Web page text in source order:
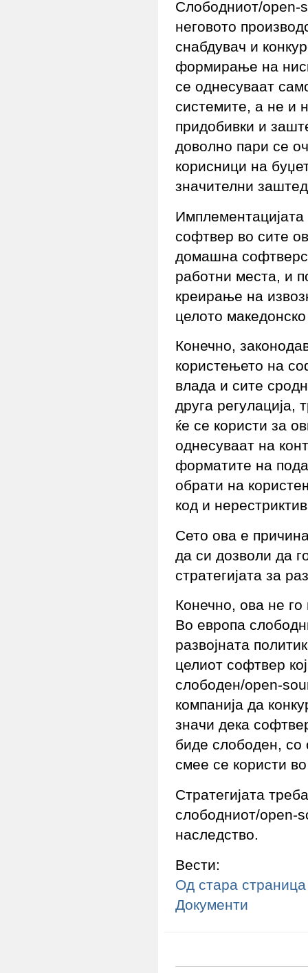
Слободниот/open-
неговото
снабдувач и
формирање на
се однесуваат
системите, а не и
придобивки и
доволно пари се
корисници на
значителни
софтвер во сите
домашна
работни места, и
креирање на
целото
Конечно,
користењето на
влада и сите
друга регулација,
ќе се користи за
однесуваат на
форматите на
обрати на
код и
Сето ова е
да си дозволи да
стратегијата за
Конечно, ова не
Во европа
развојната
целиот софтвер
слободен/open-
компанија да
значи дека
биде слободен, со
смее се користи
Стратегијата
слободниот/open-
наследство.
Вести:
Од стара страница
Документи